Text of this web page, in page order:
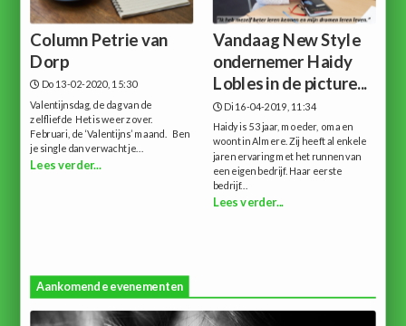
Column Petrie van
Dorp
Do 13-02-2020, 15:30
Valentijnsdag, de dag van de
zelfliefde Het is weer zover.
Februari, de ‘Valentijns’ maand. Ben
je single dan verwacht je...
Lees verder...
Vandaag New Style
ondernemer Haidy
Lobles in de picture...
Di 16-04-2019, 11:34
Haidy is 53 jaar, moeder, oma en
woont in Almere. Zij heeft al enkele
jaren ervaring met het runnen van
een eigen bedrijf. Haar eerste
bedrijf...
Lees verder...
Aankomende evenementen